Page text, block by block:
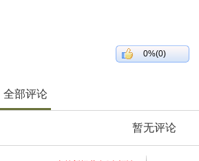
0%(0)
全部评论
暂无评论